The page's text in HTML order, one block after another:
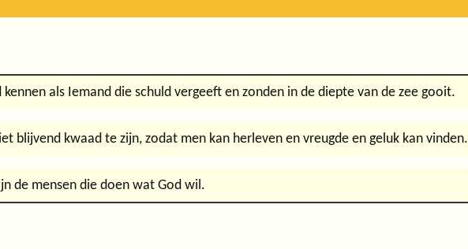
als Iemand die schuld vergeeft en zonden in de diepte van de zee gooit.
blijvend kwaad te zijn, zodat men kan herleven en vreugde en geluk kan vinden.
de mensen die doen wat God wil.